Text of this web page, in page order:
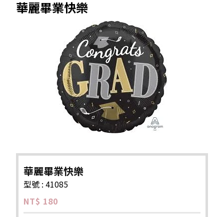
華麗畢業快樂
華麗畢業快樂
型號 : 41085
NT$ 180